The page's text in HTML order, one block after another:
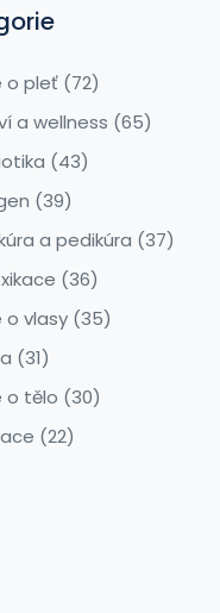
o pleť (72)
a wellness (65)
(43)
(39)
a pedikúra (37)
(36)
o vlasy (35)
(31)
o tělo (30)
(22)